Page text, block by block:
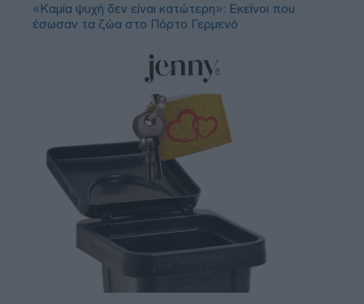
«Καμία ψυχή δεν είναι κατώτερη»: Εκείνοι που
έσωσαν τα ζώα στο Πόρτο Γερμενό